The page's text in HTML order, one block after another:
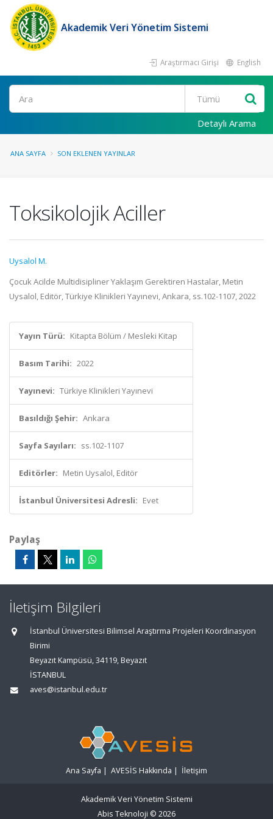
Akademik Veri Yönetim Sistemi
Araştırmacı Girişi English
Ara
Detaylı Arama
ANA SAYFA SON EKLENEN YAYINLAR
Toksikolojik Aciller
Uysalol M.
Çocuk Acilde Multidisipliner Yaklaşım Gerektiren Hastalar, Metin
Uysalol, Editör, Türkiye Klinikleri Yayınevi, Ankara, ss.102-1107, 2022
Yayın Türü: Kitapta Bölüm / Mesleki Kitap
Basım Tarihi: 2022
Yayınevi: Türkiye Klinikleri Yayınevi
Basıldığı Şehir: Ankara
Sayfa Sayıları: ss.102-1107
Editörler: Metin Uysalol, Editör
İstanbul Üniversitesi Adresli: Evet
Paylaş
İletişim Bilgileri
İstanbul Üniversitesi Bilimsel Araştırma Projeleri Koordinasyon
Birimi
Beyazıt Kampüsü, 34119, Beyazıt
İSTANBUL
aves@istanbul.edu.tr
Ana Sayfa | AVESİS Hakkında | İletişim
Akademik Veri Yönetim Sistemi
Abis Teknoloji © 2026